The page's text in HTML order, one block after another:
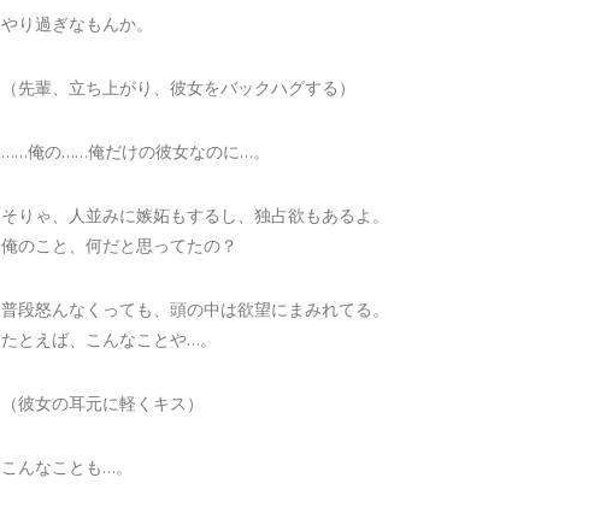
やり過ぎなもんか。
（先輩、立ち上がり、彼女をバックハグする）
……俺の……俺だけの彼女なのに…。
そりゃ、人並みに嫉妬もするし、独占欲もあるよ。
俺のこと、何だと思ってたの？
普段怒んなくっても、頭の中は欲望にまみれてる。
たとえば、こんなことや…。
（彼女の耳元に軽くキス）
こんなことも…。